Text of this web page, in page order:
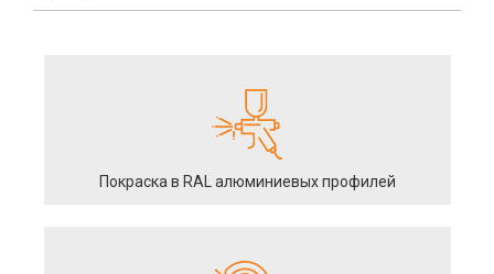
Покраска в RAL алюминиевых профилей